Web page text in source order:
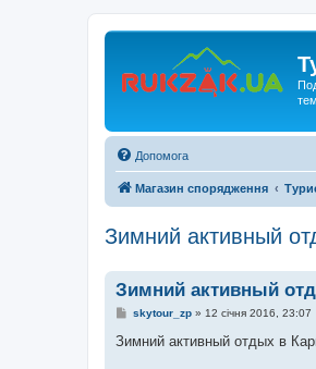
Допомога
Магазин спорядження
Зимний активный
Зимний активный
П
в
skytour_zp» 12 січня 2016, 23:07
Зимний активный отдых в